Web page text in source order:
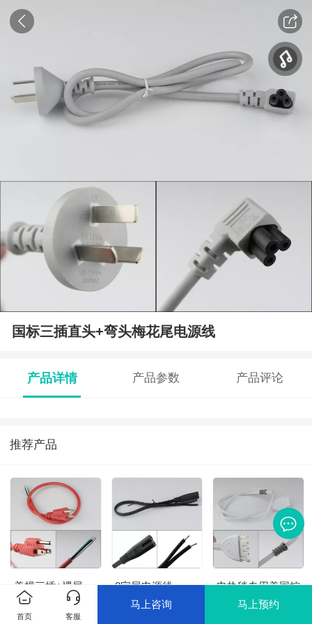
国标三插直头+弯头梅花尾电源线
产品详情 产品参数 产品评论
推荐产品
美规三插+裸尾
（红色）
8字尾电源线
电热毯专用美国控
首页 客服
马上咨询 马上预约